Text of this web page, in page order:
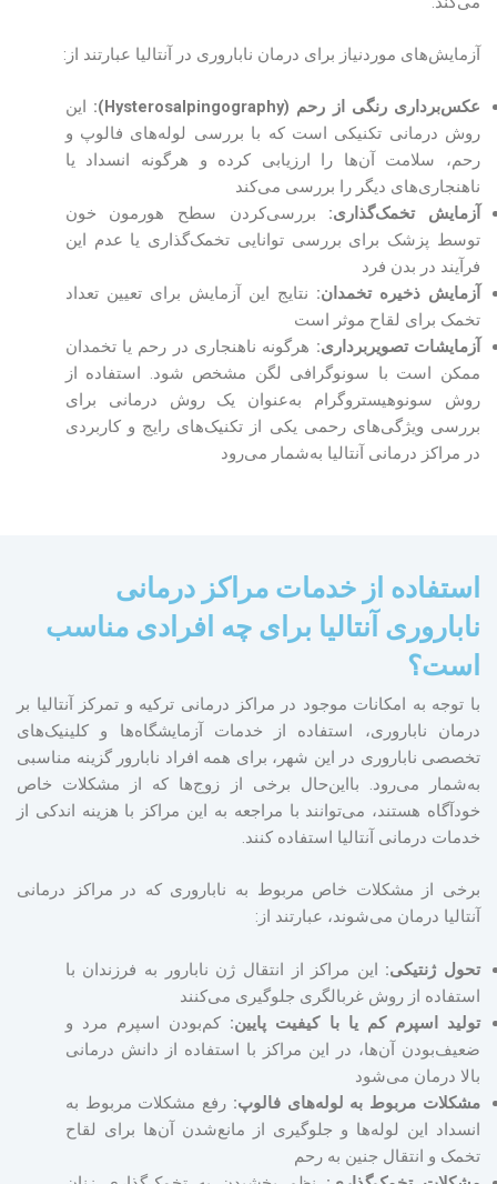
آزمایش‌های موردنیاز برای درمان ناباروری در آنتالیا عبارتند از:
عکس‌برداری رنگی از رحم (
Hysterosalpingography
)
: این
روش درمانی تکنیکی است که با بررسی لوله‌های فالوپ و
رحم، سلامت آن‌ها را ارزیابی کرده و هرگونه انسداد یا
ناهنجاری‌های دیگر را بررسی می‌کند
آزمایش تخمک‌گذاری: بررسی‌کردن سطح هورمون خون
توسط پزشک برای بررسی توانایی تخمک‌گذاری یا عدم این
فرآیند در بدن فرد
آزمایش ذخیره تخمدان: نتایج این آزمایش برای تعیین تعداد
تخمک برای لقاح موثر است
آزمایشات تصویربرداری: هرگونه ناهنجاری در رحم یا تخمدان
ممکن است با سونوگرافی لگن مشخص شود. استفاده از
روش سونوهیستروگرام به‌عنوان یک روش درمانی برای
بررسی ویژگی‌های رحمی یکی از تکنیک‌های رایج و کاربردی
در مراکز درمانی آنتالیا به‌شمار می‌رود
استفاده از خدمات مراکز درمانی
ناباروری آنتالیا برای چه افرادی مناسب
است؟
با توجه ‌به امکانات موجود در مراکز درمانی ترکیه و تمرکز آنتالیا بر
درمان ناباروری، استفاده از خدمات آزمایشگاه‌ها و کلینیک‌های
تخصصی ناباروری در این شهر، برای همه افراد نابارور گزینه مناسبی
به‌شمار می‌رود. بااین‌حال برخی از زوج‌ها که از مشکلات خاص
خودآگاه هستند، می‌توانند با مراجعه به این مراکز با هزینه اندکی از
خدمات درمانی آنتالیا استفاده کنند.
برخی از مشکلات خاص مربوط به ناباروری که در مراکز درمانی
آنتالیا درمان می‌شوند، عبارتند از:
تحول ژنتیکی: این مراکز از انتقال ژن نابارور به فرزندان با
استفاده از روش غربالگری جلوگیری می‌کنند
تولید اسپرم کم یا با کیفیت پایین: کم‌بودن اسپرم مرد و
ضعیف‌بودن آن‌ها، در این مراکز با استفاده از دانش درمانی
بالا درمان می‌شود
مشکلات مربوط به لوله‌های فالوپ: رفع مشکلات مربوط به
انسداد این لوله‌ها و جلوگیری از مانع‌شدن آن‌ها برای لقاح
تخمک و انتقال جنین به رحم